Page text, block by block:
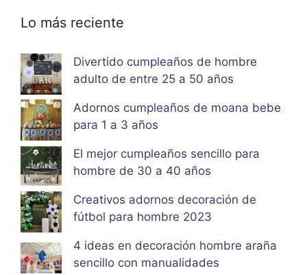
Lo más reciente
Divertido cumpleaños de hombre
adulto de entre 25 a 50 años
Adornos cumpleaños de moana bebe
para 1 a 3 años
El mejor cumpleaños sencillo para
hombre de 30 a 40 años
Creativos adornos decoración de
fútbol para hombre 2023
4 ideas en decoración hombre araña
sencillo con manualidades